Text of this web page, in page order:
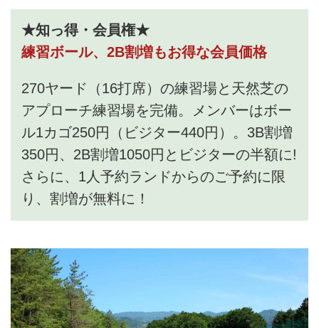
★知っ得・会員権★
練習ボール、2B割増もお得な会員価格
270ヤード（16打席）の練習場と天然芝の
アプローチ練習場を完備。メンバーはボー
ル1カゴ250円（ビジター440円）。3B割増
350円、2B割増1050円とビジターの半額に!
さらに、1人予約ランドからのご予約に限
り、割増が無料に！